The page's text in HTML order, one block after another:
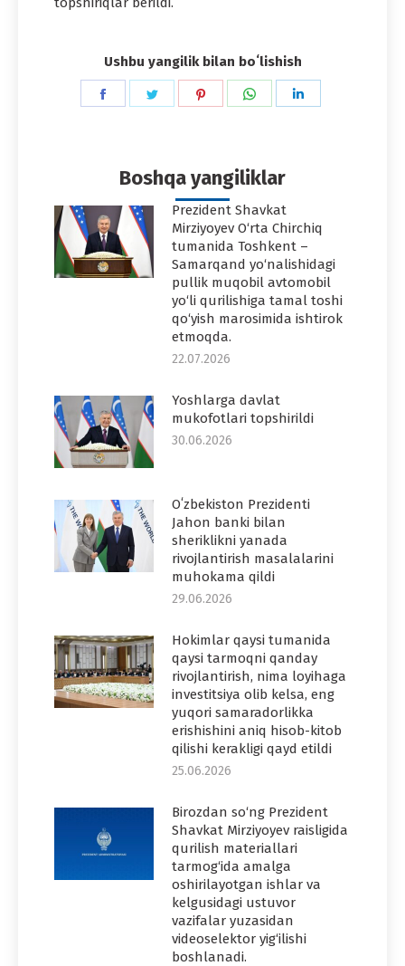
Ushbu yangilik bilan boʻlishish
Share
Share
Share
Share
Boshqa yangiliklar
Prezident Shavkat
Mirziyoyev O‘rta Chirchiq
tumanida Toshkent –
Samarqand yo‘nalishidagi
pullik muqobil avtomobil
yo‘li qurilishiga tamal toshi
qo‘yish marosimida ishtirok
etmoqda.
22.07.2026
Yoshlarga davlat
mukofotlari topshirildi
30.06.2026
Oʻzbekiston Prezidenti
Jahon banki bilan
sheriklikni yanada
rivojlantirish masalalarini
muhokama qildi
29.06.2026
Hokimlar qaysi tumanida
qaysi tarmoqni qanday
rivojlantirish, nima loyihaga
investitsiya olib kelsa, eng
yuqori samaradorlikka
erishishini aniq hisob-kitob
qilishi kerakligi qayd etildi
25.06.2026
Birozdan so‘ng Prezident
Shavkat Mirziyoyev raisligida
qurilish materiallari
tarmog‘ida amalga
oshirilayotgan ishlar va
kelgusidagi ustuvor
vazifalar yuzasidan
videoselektor yig‘ilishi
boshlanadi.